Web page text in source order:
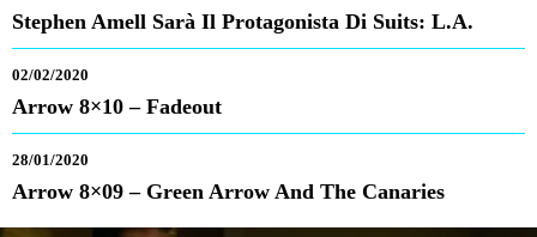
Stephen Amell Sarà Il Protagonista Di Suits: L.A.
02/02/2020
Arrow 8×10 – Fadeout
28/01/2020
Arrow 8×09 – Green Arrow And The Canaries